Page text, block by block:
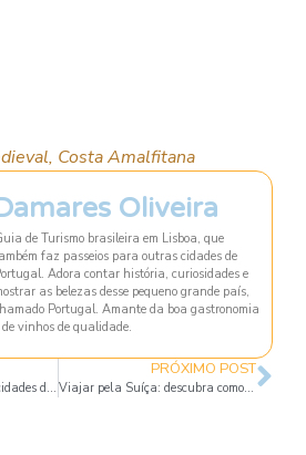
, Costa Amalfitana
Oliveira
de Turismo brasileira em Lisboa, que
faz passeios para outras cidades de
Adora contar história, curiosidades e
as belezas desse pequeno grande país,
Portugal. Amante da boa gastronomia
de vinhos de qualidade.
Viajar de avião entre as cidades da Europa: Vale a pena?
PRÓXIMO POST
Viajar pela Suíça: descubra como conhecer os lagos azuis do país